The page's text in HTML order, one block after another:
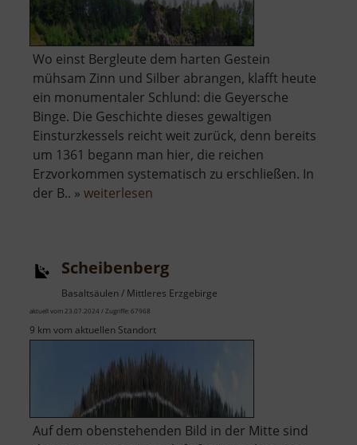
Wo einst Bergleute dem harten Gestein
mühsam Zinn und Silber abrangen, klafft heute
ein monumentaler Schlund: die Geyersche
Binge. Die Geschichte dieses gewaltigen
Einsturzkessels reicht weit zurück, denn bereits
um 1361 begann man hier, die reichen
Erzvorkommen systematisch zu erschließen. In
der B.. » weiterlesen
Scheibenberg
Basaltsäulen / Mittleres Erzgebirge
aktuell vom 23.07.2024 / Zugriffe: 67968
9 km vom aktuellen Standort
Auf dem obenstehenden Bild in der Mitte sind